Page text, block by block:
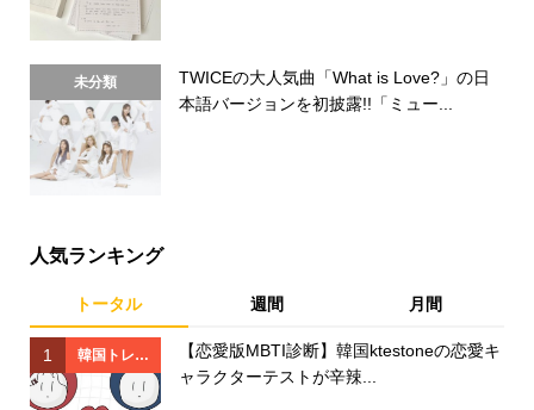
未分類
TWICEの大人気曲「What is Love?」の日
本語バージョンを初披露!!「ミュー...
人気ランキング
トータル 週間 月間
1 韓国トレン
ド
【恋愛版MBTI診断】韓国ktestoneの恋愛キ
ャラクターテストが辛辣...